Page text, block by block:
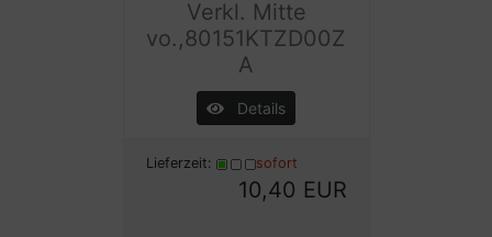
Verkl. Mitte
vo.,80151KTZD00Z
A
Details
Lieferzeit: sofort
10,40 EUR